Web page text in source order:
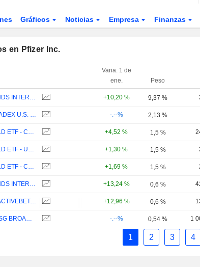
Gráficos Noticias Empresa Finanzas
en Pfizer Inc.
Varia. 1 de
ene.
Peso
NOMURA NEXT FUNDS INTERNATIONAL EQUITY MSCI-KOKUSAI (YEN-HEDGED) ETF - JPY +10,20 % 9,37 %
FIRST TRUST ALPHADEX U.S. HEALTH CARE SECTOR INDEX ETF - CAD HEDGED -.--% 2,13 %
BMO PREMIUM YIELD ETF - CAD +4,52 % 1,5 %
BMO PREMIUM YIELD ETF - USD +1,30 % 1,5 %
BMO PREMIUM YIELD ETF - CAD HEDGED +1,69 % 1,5 %
NOMURA NEXT FUNDS INTERNATIONAL EQUITY MSCI-KOKUSAI (UNHEDGED) ETF - JPY +13,24 % 0,6 %
GOLDMAN SACHS ACTIVEBETA PARIS-ALIGNED SUSTAINABLE US LARGE CAP EQUITY UCITS ETF - USD +12,96 % 0,6 %
LYXOR MSCI USA ESG BROAD CTB (DR) UCITS ETF - DIST - EUR -.--% 0,54 % 1
1 2 3 4